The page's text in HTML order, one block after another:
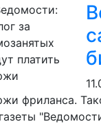
фриланса.